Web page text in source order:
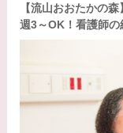
【流山おおたかの
週3～OK！看護師の